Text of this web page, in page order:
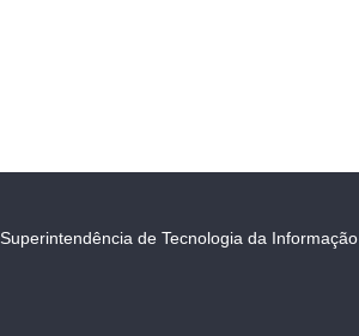
Superintendência de Tecnologia da Informação